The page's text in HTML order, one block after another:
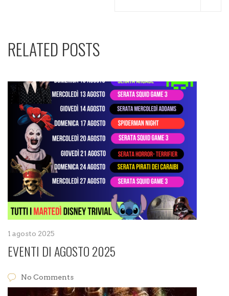
RELATED POSTS
1 agosto 2025
EVENTI DI AGOSTO 2025
No Comments